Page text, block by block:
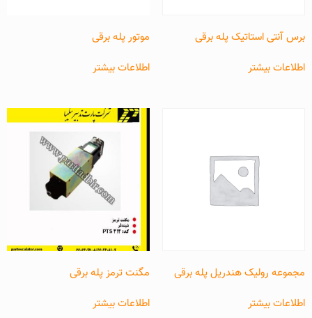
برس آنتی استاتیک پله برقی
اطلاعات بیشتر
موتور پله برقی
اطلاعات بیشتر
مجموعه رولیک هندریل پله برقی
اطلاعات بیشتر
مگنت ترمز پله برقی
اطلاعات بیشتر